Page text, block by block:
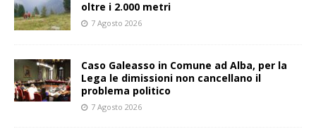
oltre i 2.000 metri
7 Agosto 2026
Caso Galeasso in Comune ad Alba, per la
Lega le dimissioni non cancellano il
problema politico
7 Agosto 2026